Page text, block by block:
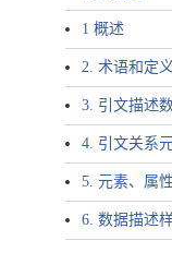
1 概述
2. 术语和定义
3. 引文描述
4. 引文关系
5. 元素、属
6. 数据描述